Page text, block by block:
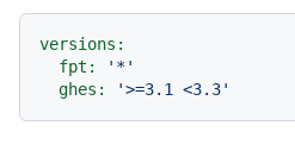
versions:
fpt:
'*'
ghes:
'>=3.1 <3.3'